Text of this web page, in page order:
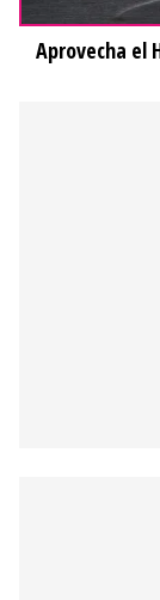
Aprovecha el